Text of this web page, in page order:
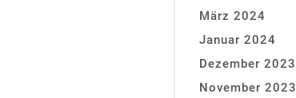
März 2024
Januar 2024
Dezember 2023
November 2023